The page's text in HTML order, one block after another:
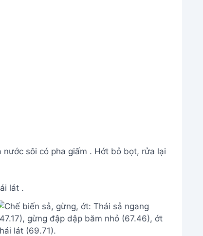
sôi có pha giấm . Hớt bỏ bọt, rửa lại
lát .